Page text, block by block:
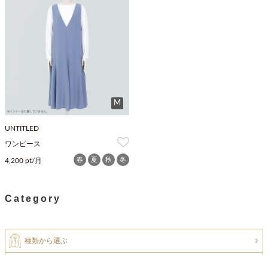
M
UNTITLED
ワンピース
4,200 pt/月 春 夏 秋 冬
Category
種類から選ぶ